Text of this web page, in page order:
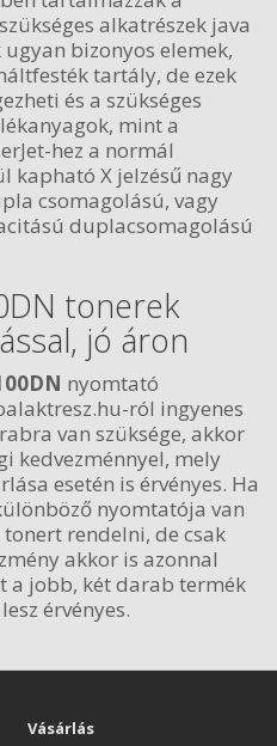
alkatrészek java
bizonyos elemek,
tartály, de ezek
és a szükséges
mint a
hez a normál
kapható X jelzésű nagy
csomagolású, vagy
duplacsomagolású
tonerek
jó áron
nyomtató
ról ingyenes
van szüksége, akkor
kedvezménnyel, mely
esetén is érvényes. Ha
nyomtatója van
rendelni, de csak
akkor is azonnal
a jobb, két darab termék
érvényes.
Vásárlás